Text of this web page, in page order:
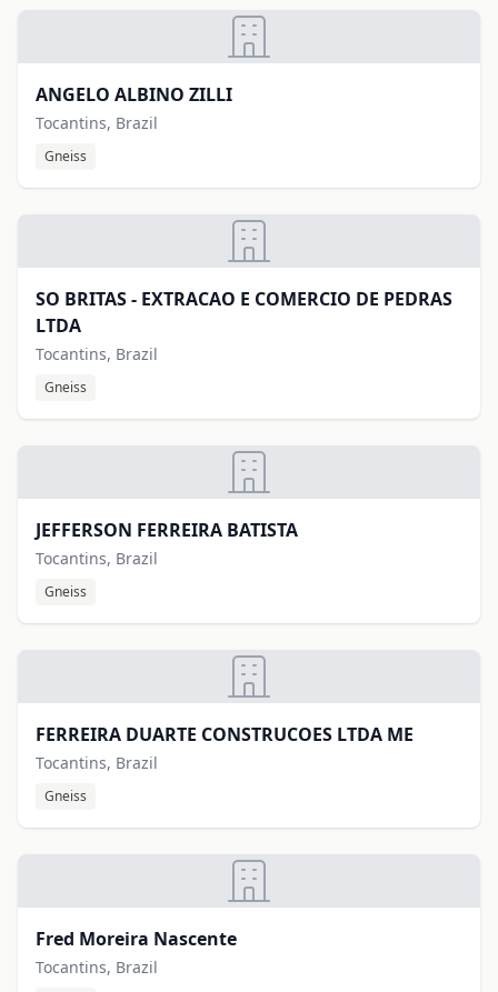
ANGELO ALBINO ZILLI
Tocantins, Brazil
Gneiss
SO BRITAS - EXTRACAO E COMERCIO DE PEDRAS
LTDA
Tocantins, Brazil
Gneiss
JEFFERSON FERREIRA BATISTA
Tocantins, Brazil
Gneiss
FERREIRA DUARTE CONSTRUCOES LTDA ME
Tocantins, Brazil
Gneiss
Fred Moreira Nascente
Tocantins, Brazil